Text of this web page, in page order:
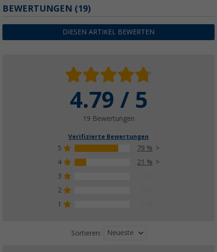
BEWERTUNGEN (19)
DIESEN ARTIKEL BEWERTEN
4.79 / 5
19 Bewertungen
Verifizierte Bewertungen
5
79 %
4
21 %
3
2
1
Sortieren: Neueste